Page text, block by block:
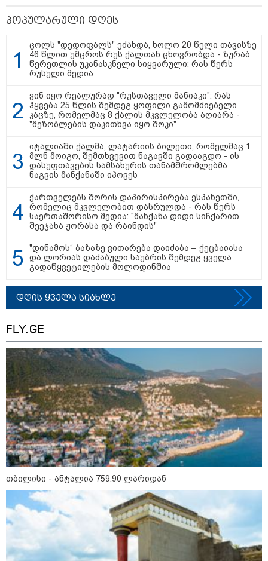
სექტემბრიდან დაიწყება და
ონლაინ გაყიდვის რეჟიმი" -
გივი მიქანაძე
კატეგორიის ყველა სიახლე
2027 წელს დასასრულებელი
ბინების 68% გაყიდულია - კვლევა
„ერთი მხრივ დენი ძვირდება, მისი
მეოცედი მაინინგში მიდის" - სად
მიდის ჩვენი დენი?
რა მანძილზე აფიქსირებს კამერა
სამხედრო
პოპულარული დღეს
ცოლს "დედოფალს" ეძახდა, ხოლო 20 წელი თავისზე
46 წლით უმცროს რუს ქალთან ცხოვრობდა - ზურაბ
წერეთლის უკანასკნელი სიყვარული: რას წერს
რუსული მედია
ვინ იყო რეალურად "რუსთაველი მანიაკი": რას
ჰყვება 25 წლის შემდეგ ყოფილი გამომძიებელი
კაცზე, რომელმაც 8 ქალის მკვლელობა აღიარა -
"მეზობლების დაკითხვა იყო შოკი"
იტალიაში ქალმა, ლატარიის ბილეთი, რომელმაც 1
მლნ მოიგო, შემთხვევით ნაგავში გადააგდო - ის
დასუფთავების სამსახურის თანამშრომლებმა
ნაგვის მანქანაში იპოვეს
ქართველებს შორის დაპირისპირება ესპანეთში,
რომელიც მკვლელობით დასრულდა - რას წერს
საერთაშორისო მედია: "მანქანა დიდი სიჩქარით
შეეჯახა ჟორასა და რაინდის"
"დინამოს“ ბაზაზე ვითარება დაიძაბა – ქეცბაიასა
და ლორიას დაძაბული საუბრის შემდეგ ყველა
გადაწყვეტილების მოლოდინშია
დღის ყველა სიახლე
FLY.GE
თბილისი - ანტალია 759.90 ლარიდან